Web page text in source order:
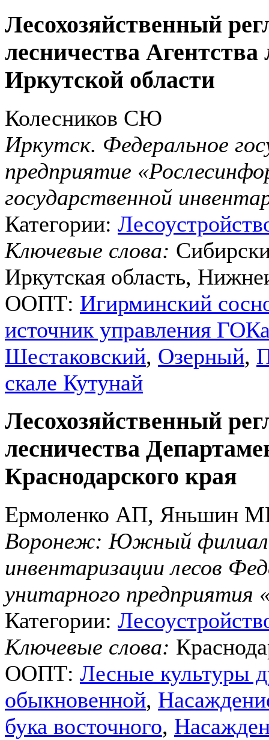
Лесохозяйственный
лесничества Агентства
Иркутской области
Колесников СЮ
Иркутск. Федеральное
предприятие
государственной
Категории:
Ключевые слова:
Иркутская область,
ООПТ: Игирминский
источник управления
Шестаковский, Озерный,
скале Кутунай
Лесохозяйственный
лесничества
Краснодарского края
Ермоленко АП, Яньшин
Воронеж: Южный филиал
инвентаризации лесов
унитарного предприятия
Категории:
Ключевые слова:
ООПТ: Лесные культуры
обыкновенной,
бука восточного,